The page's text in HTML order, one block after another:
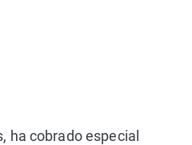
ha cobrado especial